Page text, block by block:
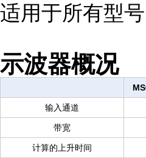
适用于所有型号
示波器概况
输入通道
带宽
计算的上升时间